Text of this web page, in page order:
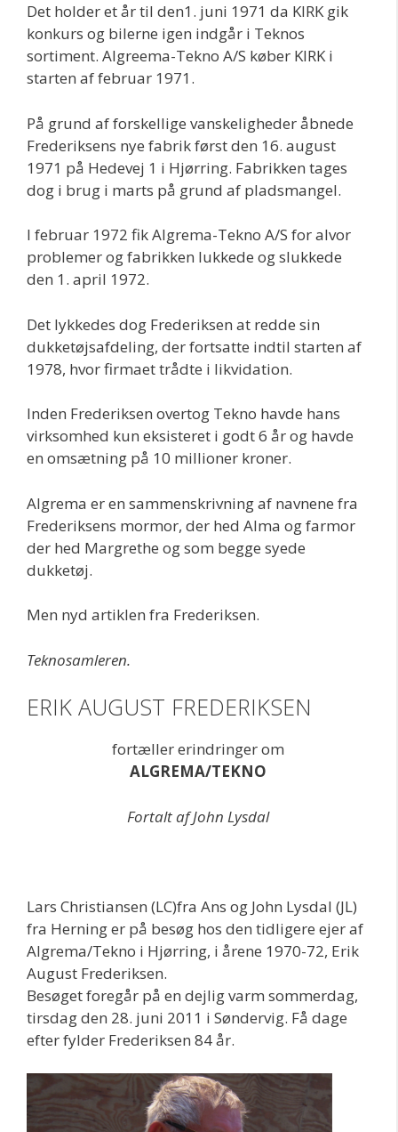
Det holder et år til den1. juni 1971 da KIRK gik
konkurs og bilerne igen indgår i Teknos
sortiment. Algreema-Tekno A/S køber KIRK i
starten af februar 1971.
På grund af forskellige vanskeligheder åbnede
Frederiksens nye fabrik først den 16. august
1971 på Hedevej 1 i Hjørring. Fabrikken tages
dog i brug i marts på grund af pladsmangel.
I februar 1972 fik Algrema-Tekno A/S for alvor
problemer og fabrikken lukkede og slukkede
den 1. april 1972.
Det lykkedes dog Frederiksen at redde sin
dukketøjsafdeling, der fortsatte indtil starten af
1978, hvor firmaet trådte i likvidation.
Inden Frederiksen overtog Tekno havde hans
virksomhed kun eksisteret i godt 6 år og havde
en omsætning på 10 millioner kroner.
Algrema er en sammenskrivning af navnene fra
Frederiksens mormor, der hed Alma og farmor
der hed Margrethe og som begge syede
dukketøj.
Men nyd artiklen fra Frederiksen.
Teknosamleren.
ERIK AUGUST FREDERIKSEN
fortæller erindringer om
ALGREMA/TEKNO
Fortalt af John Lysdal
Lars Christiansen (LC)fra Ans og John Lysdal (JL)
fra Herning er på besøg hos den tidligere ejer af
Algrema/Tekno i Hjørring, i årene 1970-72, Erik
August Frederiksen.
Besøget foregår på en dejlig varm sommerdag,
tirsdag den 28. juni 2011 i Søndervig. Få dage
efter fylder Frederiksen 84 år.